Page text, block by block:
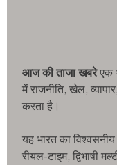
आज की ताजा खबरेएक
में राजनीति, खेल,
करता है।
यह भारत का
रीयल-टाइम, द्विभाषी